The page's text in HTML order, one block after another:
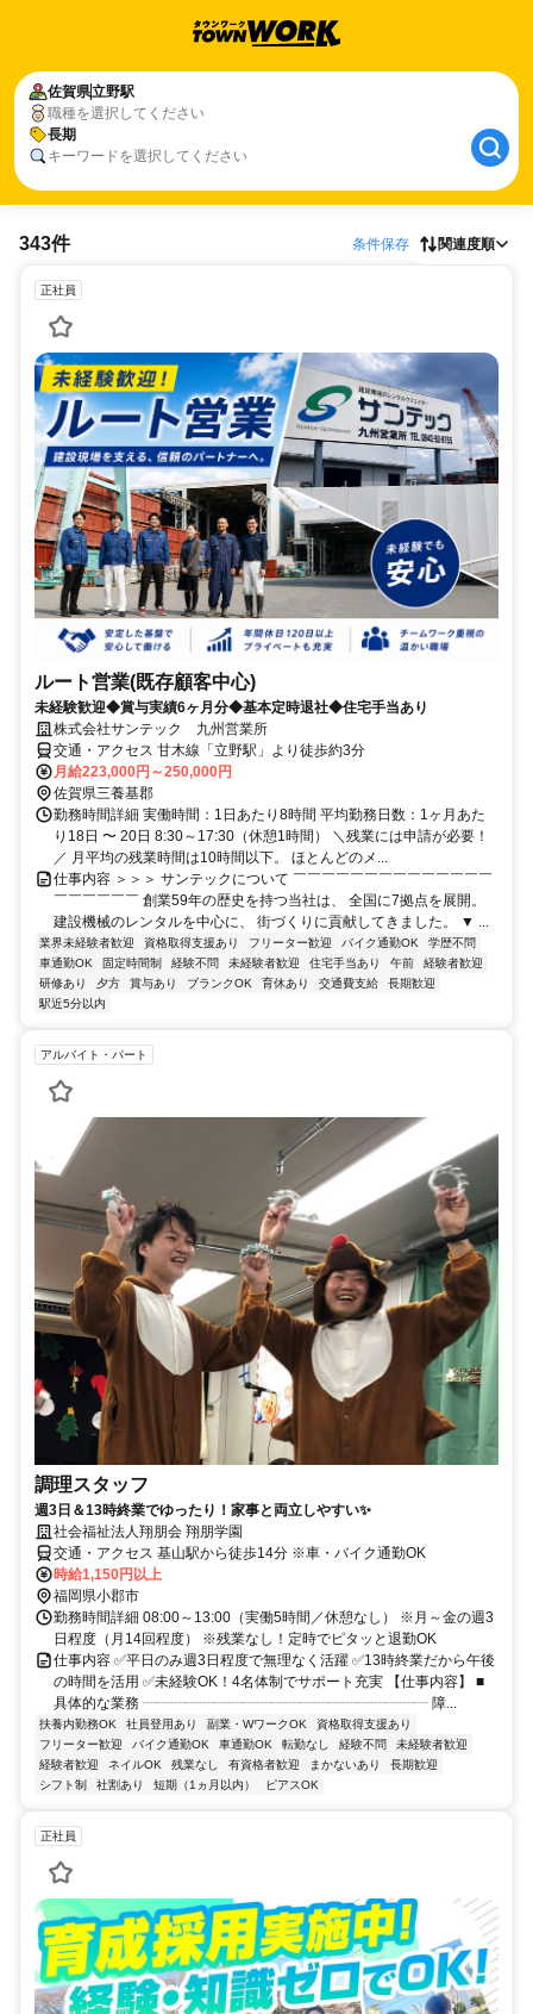
佐賀県立野駅
職種を選択してください
長期
キーワードを選択してください
343件 条件保存 関連度順
正社員
ルート営業(既存顧客中心)
未経験歓迎◆賞与実績6ヶ月分◆基本定時退社◆住宅手当あり
株式会社サンテック 九州営業所
交通・アクセス 甘木線「立野駅」より徒歩約3分
月給223,000円～250,000円
佐賀県三養基郡
勤務時間詳細 実働時間：1日あたり8時間 平均勤務日数：1ヶ月あた
り18日 〜 20日 8:30～17:30（休憩1時間） ＼残業には申請が必要！
／ 月平均の残業時間は10時間以下。 ほとんどのメ...
仕事内容 ＞＞＞ サンテックについて ￣￣￣￣￣￣￣￣￣￣￣￣￣￣
￣￣￣￣￣￣ 創業59年の歴史を持つ当社は、 全国に7拠点を展開。
建設機械のレンタルを中心に、 街づくりに貢献してきました。 ▼ ...
業界未経験者歓迎 資格取得支援あり フリーター歓迎 バイク通勤OK
学歴不問
車通勤OK
固定時間制 経験不問 未経験者歓迎 住宅手当あり 午前
経験者歓迎
研修あり
夕方 賞与あり ブランクOK 育休あり 交通費支給
長期歓迎
駅近5分以内
アルバイト・パート
調理スタッフ
週3日＆13時終業でゆったり！家事と両立しやすい✨
社会福祉法人翔朋会 翔朋学園
交通・アクセス 基山駅から徒歩14分 ※車・バイク通勤OK
時給1,150円以上
福岡県小郡市
勤務時間詳細 08:00～13:00（実働5時間／休憩なし） ※月～金の週3
日程度（月14回程度） ※残業なし！定時でピタッと退勤OK
仕事内容 ✅平日のみ週3日程度で無理なく活躍 ✅13時終業だから午後
の時間を活用 ✅未経験OK！4名体制でサポート充実 【仕事内容】 ■
具体的な業務 ┈┈┈┈┈┈┈┈┈┈┈┈┈┈┈┈┈┈┈┈ 障...
扶養内勤務OK 社員登用あり 副業・WワークOK
資格取得支援あり
フリーター歓迎
バイク通勤OK 車通勤OK 転勤なし 経験不問
未経験者歓迎
経験者歓迎
ネイルOK 残業なし 有資格者歓迎 まかないあり
長期歓迎
シフト制
社割あり 短期（1ヵ月以内） ピアスOK
正社員